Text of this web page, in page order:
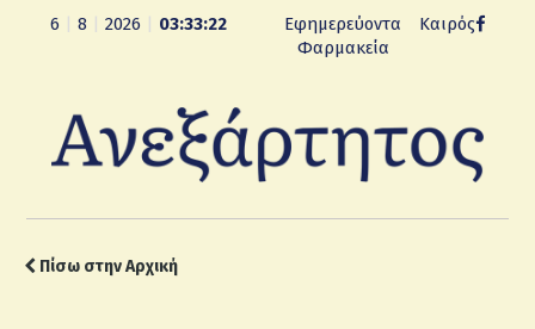
6 8 2026 03:33:23
Εφημερεύοντα
Φαρμακεία
Καιρός
Πίσω στην Αρχική